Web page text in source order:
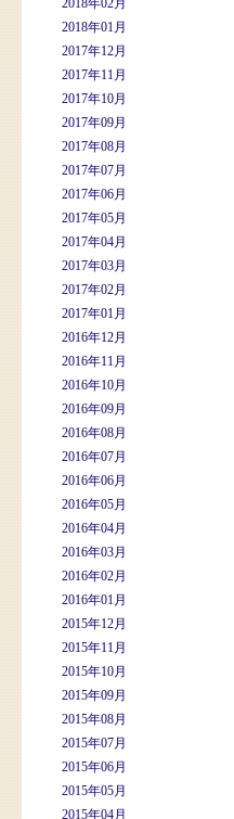
2018年02月
2018年01月
2017年12月
2017年11月
2017年10月
2017年09月
2017年08月
2017年07月
2017年06月
2017年05月
2017年04月
2017年03月
2017年02月
2017年01月
2016年12月
2016年11月
2016年10月
2016年09月
2016年08月
2016年07月
2016年06月
2016年05月
2016年04月
2016年03月
2016年02月
2016年01月
2015年12月
2015年11月
2015年10月
2015年09月
2015年08月
2015年07月
2015年06月
2015年05月
2015年04月